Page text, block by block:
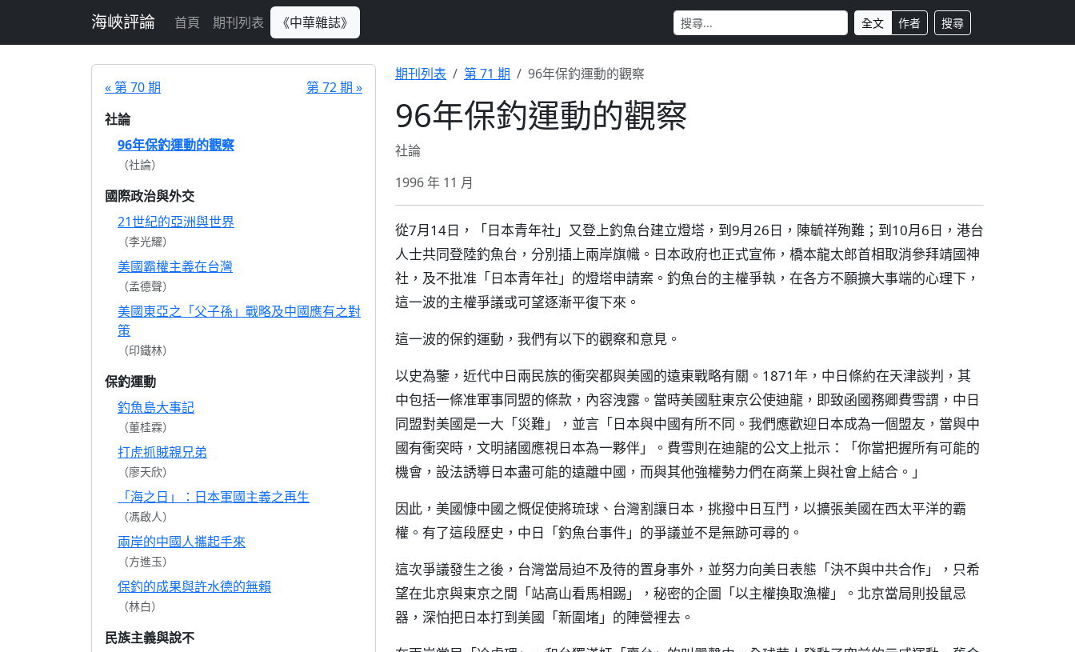
海峽評論 首頁 期刊列表 《中華雜誌》 全文 作者 搜尋
« 第 70 期
第 72 期 »
社論
96年保釣運動的觀察
（社論）
國際政治與外交
21世紀的亞洲與世界
（李光耀）
美國霸權主義在台灣
（孟德聲）
美國東亞之「父子孫」戰略及中國應有之對
策
（印鐵林）
保釣運動
釣魚島大事記
（董桂霖）
打虎抓賊親兄弟
（廖天欣）
「海之日」：日本軍國主義之再生
（馮啟人）
兩岸的中國人攜起手來
（方進玉）
保釣的成果與許水德的無賴
（林白）
民族主義與說不
期刊列表 第 71 期 96年保釣運動的觀察
96年保釣運動的觀察
社論
1996 年 11 月
從7月14日，「日本青年社」又登上釣魚台建立燈塔，到9月26日，陳毓祥殉難；到10月6日，港台
人士共同登陸釣魚台，分別插上兩岸旗幟。日本政府也正式宣佈，橋本龍太郎首相取消參拜靖國神
社，及不批准「日本青年社」的燈塔申請案。釣魚台的主權爭執，在各方不願擴大事端的心理下，
這一波的主權爭議或可望逐漸平復下來。
這一波的保釣運動，我們有以下的觀察和意見。
以史為鑒，近代中日兩民族的衝突都與美國的遠東戰略有關。1871年，中日條約在天津談判，其
中包括一條准軍事同盟的條款，內容洩露。當時美國駐東京公使迪龍，即致函國務卿費雪謂，中日
同盟對美國是一大「災難」，並言「日本與中國有所不同。我們應歡迎日本成為一個盟友，當與中
國有衝突時，文明諸國應視日本為一夥伴」。費雪則在迪龍的公文上批示：「你當把握所有可能的
機會，設法誘導日本盡可能的遠離中國，而與其他強權勢力們在商業上與社會上結合。」
因此，美國慷中國之慨促使將琉球、台灣割讓日本，挑撥中日互鬥，以擴張美國在西太平洋的霸
權。有了這段歷史，中日「釣魚台事件」的爭議並不是無跡可尋的。
這次爭議發生之後，台灣當局迫不及待的置身事外，並努力向美日表態「決不與中共合作」，只希
望在北京與東京之間「站高山看馬相踢」，秘密的企圖「以主權換取漁權」。北京當局則投鼠忌
器，深怕把日本打到美國「新圍堵」的陣營裡去。